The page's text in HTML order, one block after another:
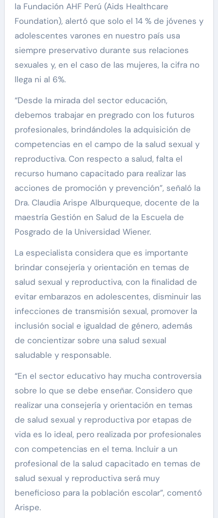
la Fundación AHF Perú (Aids Healthcare
Foundation), alertó que solo el 14 % de jóvenes y
adolescentes varones en nuestro país usa
siempre preservativo durante sus relaciones
sexuales y, en el caso de las mujeres, la cifra no
llega ni al 6%.
“Desde la mirada del sector educación,
debemos trabajar en pregrado con los futuros
profesionales, brindándoles la adquisición de
competencias en el campo de la salud sexual y
reproductiva. Con respecto a salud, falta el
recurso humano capacitado para realizar las
acciones de promoción y prevención”, señaló la
Dra. Claudia Arispe Alburqueque, docente de la
maestría Gestión en Salud de la Escuela de
Posgrado de la Universidad Wiener.
La especialista considera que es importante
brindar consejería y orientación en temas de
salud sexual y reproductiva, con la finalidad de
evitar embarazos en adolescentes, disminuir las
infecciones de transmisión sexual, promover la
inclusión social e igualdad de género, además
de concientizar sobre una salud sexual
saludable y responsable.
“En el sector educativo hay mucha controversia
sobre lo que se debe enseñar. Considero que
realizar una consejería y orientación en temas
de salud sexual y reproductiva por etapas de
vida es lo ideal, pero realizada por profesionales
con competencias en el tema. Incluir a un
profesional de la salud capacitado en temas de
salud sexual y reproductiva será muy
beneficioso para la población escolar”, comentó
Arispe.